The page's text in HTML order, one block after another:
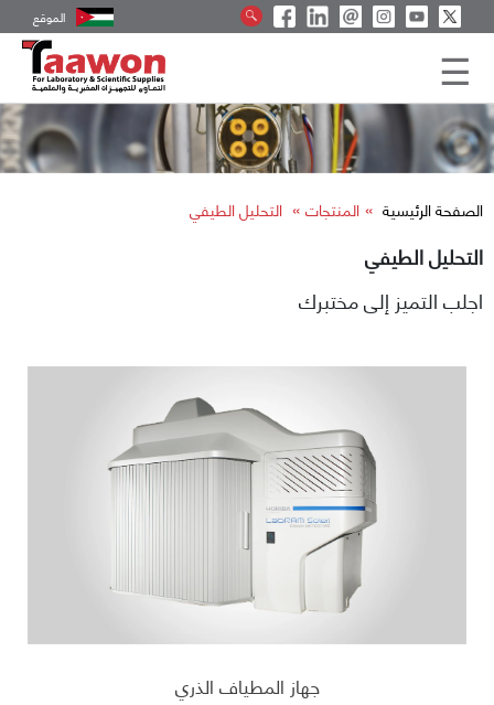
الموقع
الصفحة الرئيسية » المنتجات » التحليل الطيفي
التحليل الطيفي
اجلب التميز إلى مختبرك
جهاز المطياف الذري